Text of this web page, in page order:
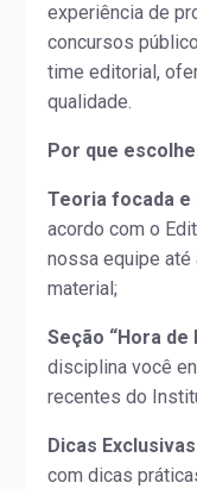
experiência de
concursos
time editorial,
qualidade.
Por que
Teoria focada e
acordo com o
nossa equipe até
material;
Seção “Hora de
disciplina você
recentes do
Dicas
com dicas